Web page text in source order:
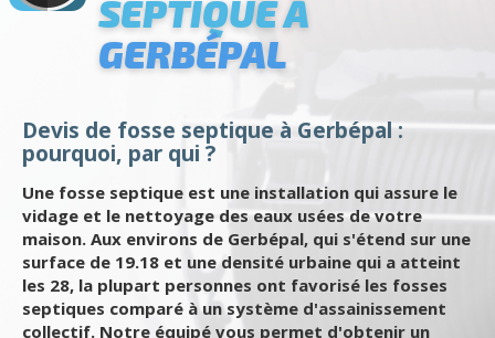
SEPTIQUE À
GERBÉPAL
Devis de fosse septique à Gerbépal :
pourquoi, par qui ?
Une fosse septique est une installation qui assure le
vidage et le nettoyage des eaux usées de votre
maison. Aux environs de Gerbépal, qui s'étend sur une
surface de 19.18 et une densité urbaine qui a atteint
les 28, la plupart personnes ont favorisé les fosses
septiques comparé à un système d'assainissement
collectif. Notre équipé vous permet d'obtenir un